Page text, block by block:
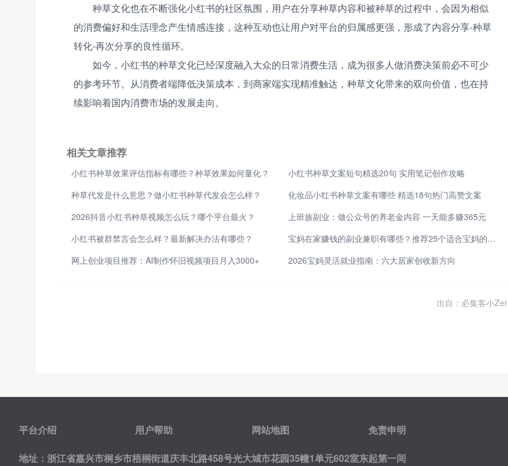
种草文化也在不断强化小红书的社区氛围，用户在分享种草内容和被种草的过程中，会因为相似
的消费偏好和生活理念产生情感连接，这种互动也让用户对平台的归属感更强，形成了内容分享-种草
转化-再次分享的良性循环。
如今，小红书的种草文化已经深度融入大众的日常消费生活，成为很多人做消费决策前必不可少
的参考环节。从消费者端降低决策成本，到商家端实现精准触达，种草文化带来的双向价值，也在持
续影响着国内消费市场的发展走向。
相关文章推荐
小红书种草效果评估指标有哪些？种草效果如何量化？
小红书种草文案短句精选20句 实用笔记创作攻略
种草代发是什么意思？做小红书种草代发会怎么样？
化妆品小红书种草文案有哪些 精选18句热门高赞文案
2026抖音小红书种草视频怎么玩？哪个平台最火？
上班族副业：做公众号的养老金内容 一天能多赚365元
小红书被群禁言会怎么样？最新解决办法有哪些？
宝妈在家赚钱的副业兼职有哪些？推荐25个适合宝妈的副业，带娃赚钱两不误
网上创业项目推荐：AI制作怀旧视频项目月入3000+
2026宝妈灵活就业指南：六大居家创收新方向
出自：必集客小Zer
平台介绍 用户帮助 网站地图 免责申明
地址：浙江省嘉兴市桐乡市梧桐街道庆丰北路458号光大城市花园35幢1单元602室东起第一间